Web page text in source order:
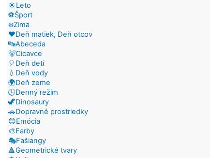
☀️Leto
⚽Šport
❄️Zima
❤️Deň matiek, Deň otcov
🔤Abeceda
🐻Cicavce
🎈Deň detí
💧Deň vody
🌍Deň zeme
🕒Denný režim
🦖Dinosaury
🚗Dopravné prostriedky
😊Emócia
🎨Farby
🎭Fašiangy
🔺Geometrické tvary